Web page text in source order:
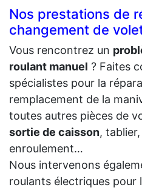
Nos prestations de
changement de
Vous rencontrez un
roulant manuel ? Faites
spécialistes pour la
remplacement de la
toutes autres pièces de
sortie de caisson, tablier,
enroulement…
Nous intervenons
roulants électriques pour